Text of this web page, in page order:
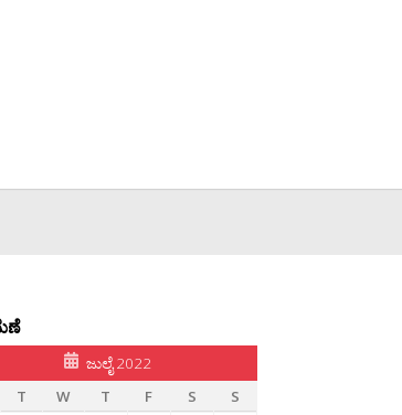
ಜುಲೈ 2022
T W T F S
S